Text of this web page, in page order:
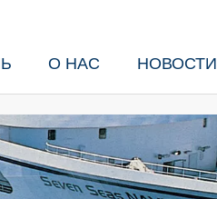
О НАС НОВОСТИ